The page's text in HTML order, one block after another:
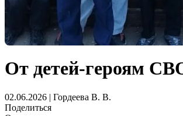
От детей-героям
02.06.2026 | Гордеева В. В.
Поделиться